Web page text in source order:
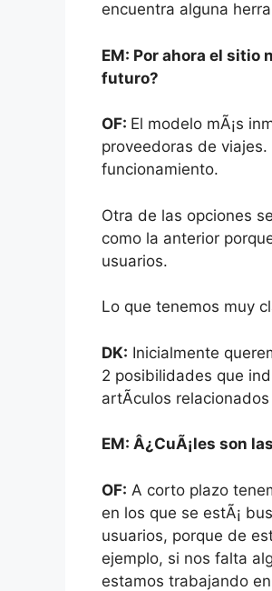
encuentra alguna
EM: Por ahora el sitio
futuro?
OF: El modelo mÃ¡s
proveedoras de
funcionamiento.
Otra de las opciones
como la anterior
usuarios.
Lo que tenemos muy
DK: Inicialmente
2 posibilidades que
artÃ­culos
EM: Â¿CuÃ¡les son
OF: A corto plazo
en los que se estÃ¡
usuarios, porque de
ejemplo, si nos falta
estamos trabajando